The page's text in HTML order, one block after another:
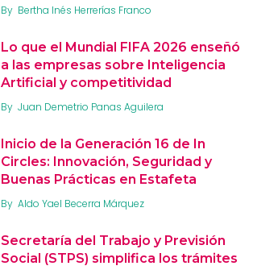
By Bertha Inés Herrerías Franco
Lo que el Mundial FIFA 2026 enseñó
a las empresas sobre Inteligencia
Artificial y competitividad
By Juan Demetrio Panas Aguilera
Inicio de la Generación 16 de In
Circles: Innovación, Seguridad y
Buenas Prácticas en Estafeta
By Aldo Yael Becerra Márquez
Secretaría del Trabajo y Previsión
Social (STPS) simplifica los trámites